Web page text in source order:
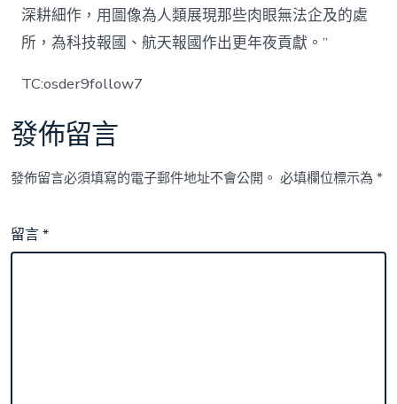
深耕細作，用圖像為人類展現那些肉眼無法企及的處
所，為科技報國、航天報國作出更年夜貢獻。”
TC:osder9follow7
發佈留言
發佈留言必須填寫的電子郵件地址不會公開。 必填欄位標示為*
留言*